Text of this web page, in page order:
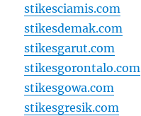
stikesciamis.com
stikesdemak.com
stikesgarut.com
stikesgorontalo.com
stikesgowa.com
stikesgresik.com